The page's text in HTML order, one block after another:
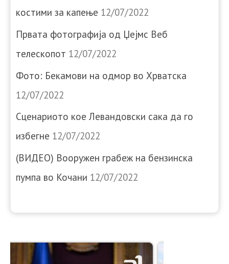
костими за капење 12/07/2022
Првата фотографија од Џејмс Веб
телескопот 12/07/2022
Фото: Бекамови на одмор во Хрватска
12/07/2022
Сценариото кое Левандовски сака да го
избегне 12/07/2022
(ВИДЕО) Вооружен грабеж на бензинска
пумпа во Кочани 12/07/2022